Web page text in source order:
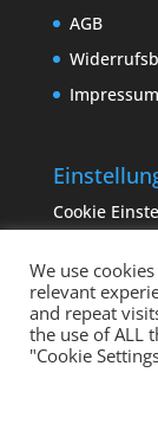
AGB
Impressum
Cookie
We use
relevant
and repeat
the use of ALL
"Cookie